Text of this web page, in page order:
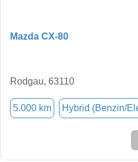
Mazda CX-80
Rodgau, 63110
5.000 km Hybrid (Benzin/